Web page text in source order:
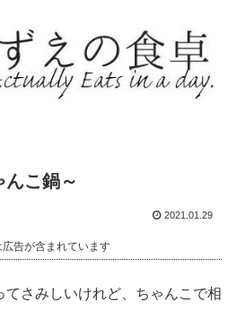
こ鍋～
2021.01.29
広告が含まれています
さみしいけれど、ちゃんこで相